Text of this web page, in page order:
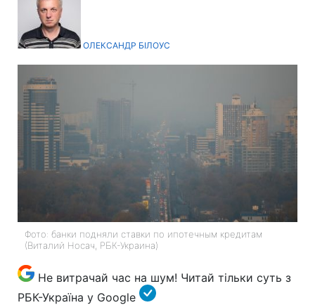
ОЛЕКСАНДР БІЛОУС
Фото: банки подняли ставки по ипотечным кредитам
(Виталий Носач, РБК-Украина)
Не витрачай час на шум! Читай тільки суть з
РБК-Україна у Google